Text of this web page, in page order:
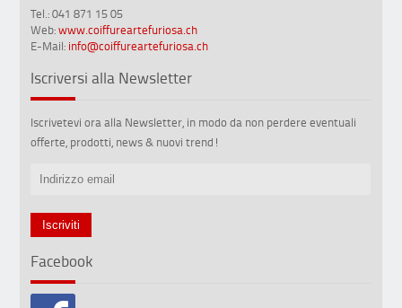
Tel.: 041 871 15 05
Web:www.coiffureartefuriosa.ch
E-Mail: info@coiffureartefuriosa.ch
Iscriversi alla Newsletter
Iscrivetevi ora alla Newsletter, in modo da non perdere eventuali
offerte, prodotti, news & nuovi trend!
Facebook